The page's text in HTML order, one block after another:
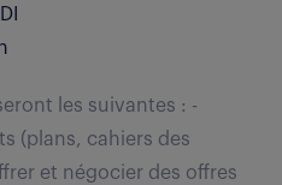
les suivantes : -
(plans, cahiers des
et négocier des offres